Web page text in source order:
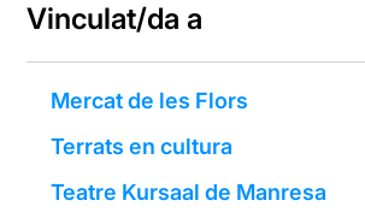
Vinculat/da a
Mercat de les Flors
Terrats en cultura
Teatre Kursaal de Manresa